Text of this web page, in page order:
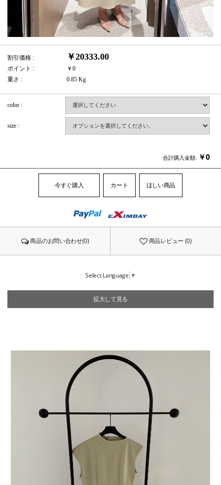
割引価格 : ￥20333.00
ポイント :
￥0
重さ :
0.85 Kg
color :
size :
合計購入金額: ￥0
今すぐ購入 カート ほしい商品
商品のお問い合わせ(0) 商品レビュー (0)
Select Language ▼
拡大して見る